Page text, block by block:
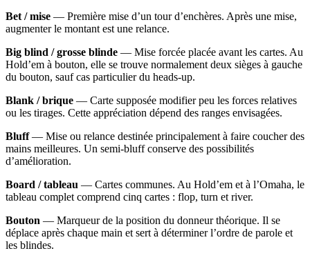
Bet / mise — Première mise d’un tour d’enchères. Après une mise,
augmenter le montant est une relance.
Big blind / grosse blinde — Mise forcée placée avant les cartes. Au
Hold’em à bouton, elle se trouve normalement deux sièges à gauche
du bouton, sauf cas particulier du heads-up.
Blank / brique — Carte supposée modifier peu les forces relatives
ou les tirages. Cette appréciation dépend des ranges envisagées.
Bluff— Mise ou relance destinée principalement à faire coucher des
mains meilleures. Un semi-bluff conserve des possibilités
d’amélioration.
Board / tableau — Cartes communes. Au Hold’em et à l’Omaha, le
tableau complet comprend cinq cartes : flop, turn et river.
Bouton — Marqueur de la position du donneur théorique. Il se
déplace après chaque main et sert à déterminer l’ordre de parole et
les blindes.